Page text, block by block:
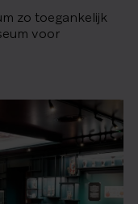
zo toegankelijk
voor